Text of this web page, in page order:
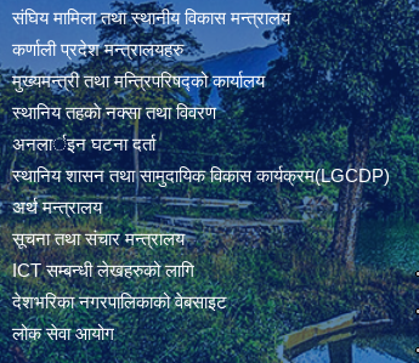
संघिय मामिला तथा स्थानीय विकास मन्त्रालय
कर्णाली प्रदेश मन्त्रालयहरु
मुख्यमन्त्री तथा मन्त्रिपरिषद्को कार्यालय
स्थानिय तहकाे नक्सा तथा विवरण
अनलार्इन घटना दर्ता
स्थानिय शासन तथा सामुदायिक विकास कार्यक्रम(LGCDP)
अर्थ मन्त्रालय
सूचना तथा संचार मन्त्रालय
ICT सम्बन्धी लेखहरुको लागि
देशभरिका नगरपालिकाको वेबसाइट
लोक सेवा आयोग